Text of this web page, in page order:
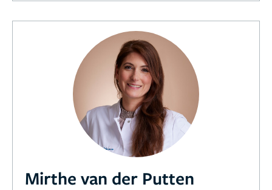
Mirthe van der Putten